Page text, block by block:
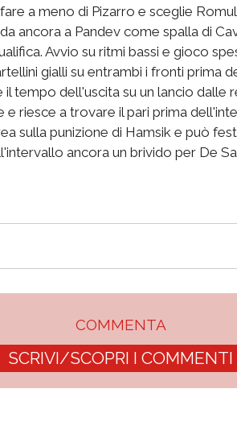
a meno di Pizarro e sceglie
ancora a Pandev come spalla di
Avvio su ritmi bassi e gioco
gialli su entrambi i fronti prima
il tempo dell'uscita su un lancio dalle
e riesce a trovare il pari prima
sulla punizione di Hamsik e può
ancora un brivido per De
COMMENTA
SCRIVI/SCOPRI I COMMENTI